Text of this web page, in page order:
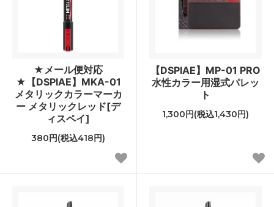
★メール便対応
★【DSPIAE】MKA-01
メタリックカラーマーカ
ー メタリックレッド[デ
ィスペイ]
380円(税込418円)
【DSPIAE】MP-01 PRO
水性カラー用湿式パレッ
ト
1,300円(税込1,430円)